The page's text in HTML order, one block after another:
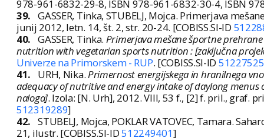
978-961-6832-29-8, ISBN 978-961-6832-30-4, ISBN
39. GASSER, Tinka, STUBELJ, Mojca. Primerjava
junij 2012, letn. 14, št. 2, str. 20-24. [COBISS.SI-ID
40. GASSER, Tinka. Primerjava mešane športne
nutrition with vegetarian sports nutrition : [zaključna
Univerze na Primorskem - RUP. [COBISS.SI-ID
41.
URH, Nika.Primernost energijskega in hranilnega
adequacy of nutritive and energy intake of daylong
naloga]. Izola: [N. Urh], 2012. VIII, 53 f., [2] f. pril., graf.
512319289]
42. STUBELJ, Mojca, POKLAR VATOVEC, Tamara.
21, ilustr. [COBISS.SI-ID512249401]